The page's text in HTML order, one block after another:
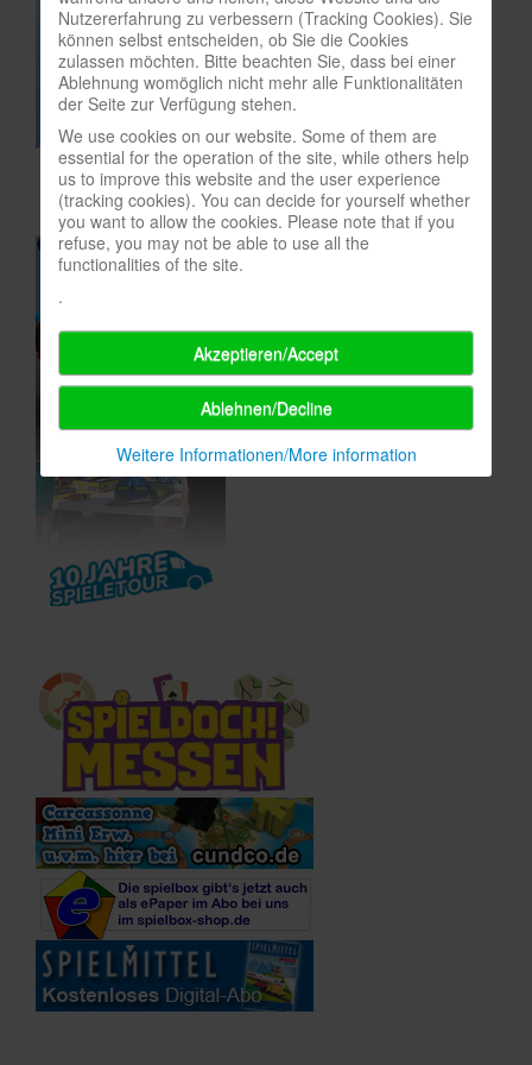
In eigener Sache-On our own behalf
Archivierte Meldungen-News archive
Nutzererfahrung zu verbessern (Tracking Cookies). Sie
können selbst entscheiden, ob Sie die Cookies
zulassen möchten. Bitte beachten Sie, dass bei einer
Ablehnung womöglich nicht mehr alle Funktionalitäten
der Seite zur Verfügung stehen.
We use cookies on our website. Some of them are
essential for the operation of the site, while others help
us to improve this website and the user experience
(tracking cookies). You can decide for yourself whether
you want to allow the cookies. Please note that if you
refuse, you may not be able to use all the
functionalities of the site.
.
Akzeptieren/Accept
Ablehnen/Decline
Weitere Informationen/More information